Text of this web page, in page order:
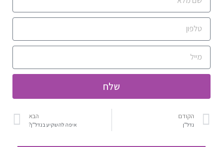
שלח
הקודם
נדל”ן
הבא
איפה להשקיע בנדל”ן?